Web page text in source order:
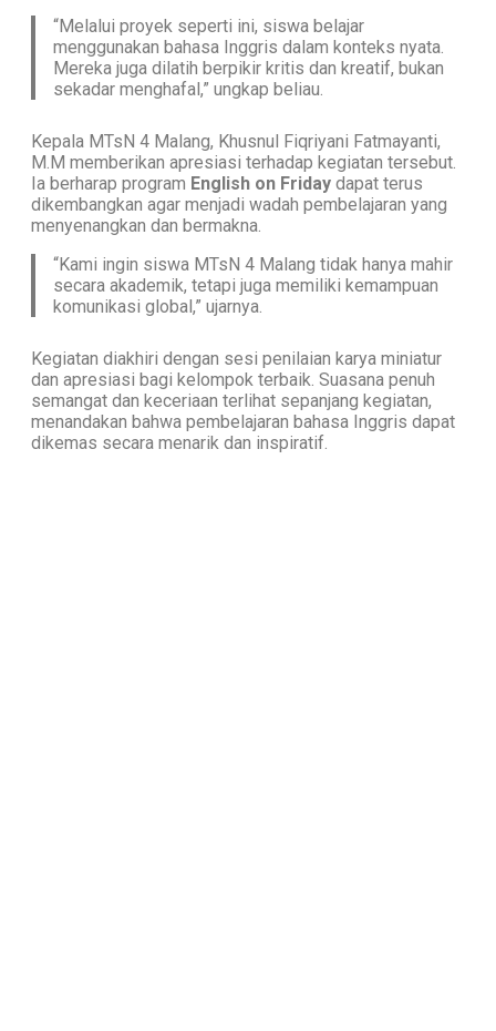
“Melalui proyek seperti ini, siswa belajar
menggunakan bahasa Inggris dalam konteks nyata.
Mereka juga dilatih berpikir kritis dan kreatif, bukan
sekadar menghafal,” ungkap beliau.
Kepala MTsN 4 Malang, Khusnul Fiqriyani Fatmayanti,
M.M memberikan apresiasi terhadap kegiatan tersebut.
Ia berharap program English on Friday dapat terus
dikembangkan agar menjadi wadah pembelajaran yang
menyenangkan dan bermakna.
“Kami ingin siswa MTsN 4 Malang tidak hanya mahir
secara akademik, tetapi juga memiliki kemampuan
komunikasi global,” ujarnya.
Kegiatan diakhiri dengan sesi penilaian karya miniatur
dan apresiasi bagi kelompok terbaik. Suasana penuh
semangat dan keceriaan terlihat sepanjang kegiatan,
menandakan bahwa pembelajaran bahasa Inggris dapat
dikemas secara menarik dan inspiratif.